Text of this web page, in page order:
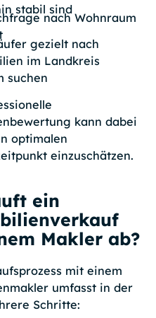
stabil sind
nach Wohnraum
gezielt nach
im Landkreis
suchen
kann dabei
optimalen
einzuschätzen.
ein
Makler ab?
mit einem
umfasst in der
Schritte: